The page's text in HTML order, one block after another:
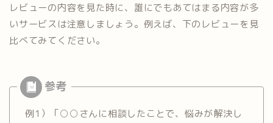
レビューの内容を見た時に、誰にでもあてはまる内容が多
いサービスは注意しましょう。例えば、下のレビューを見
比べてみてください。
例1）「○○さんに相談したことで、悩みが解決し